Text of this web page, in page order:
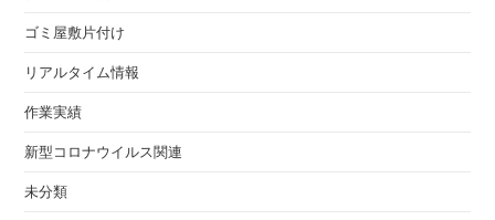
ゴミ屋敷片付け
リアルタイム情報
作業実績
新型コロナウイルス関連
未分類